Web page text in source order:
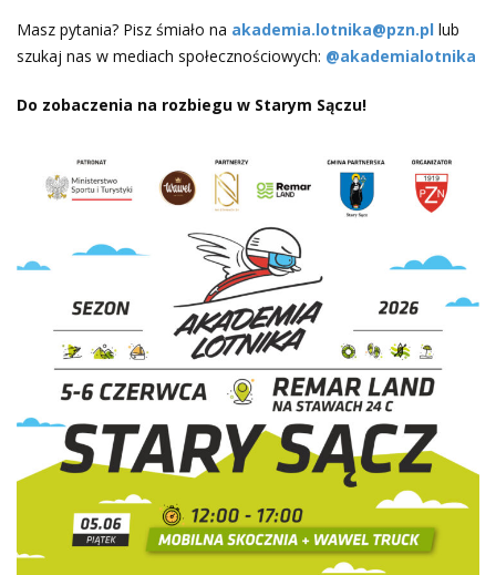
Masz pytania? Pisz śmiało na akademia.lotnika@pzn.pl lub
szukaj nas w mediach społecznościowych: @akademialotnika
Do zobaczenia na rozbiegu w Starym Sączu!